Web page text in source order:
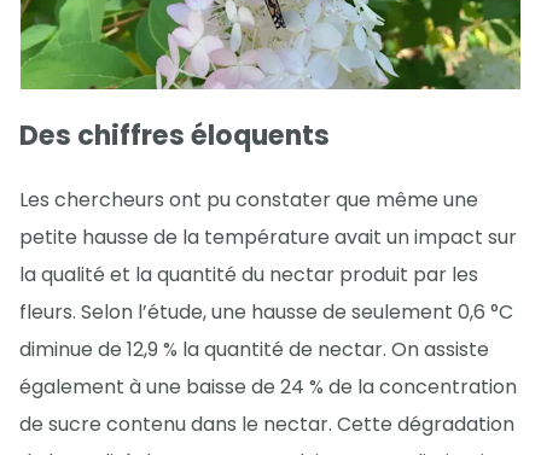
Des chiffres éloquents
Les chercheurs ont pu constater que même une
petite hausse de la température avait un impact sur
la qualité et la quantité du nectar produit par les
fleurs. Selon l’étude, une hausse de seulement 0,6 °C
diminue de 12,9 % la quantité de nectar. On assiste
également à une baisse de 24 % de la concentration
de sucre contenu dans le nectar. Cette dégradation